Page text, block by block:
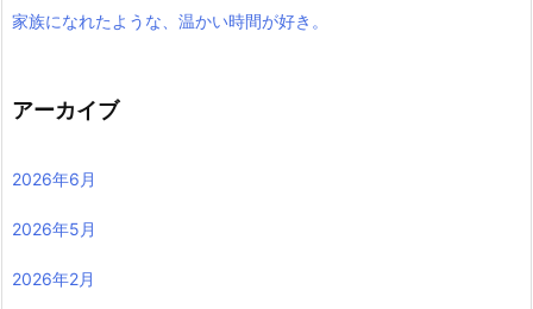
家族になれたような、温かい時間が好き。
アーカイブ
2026年6月
2026年5月
2026年2月